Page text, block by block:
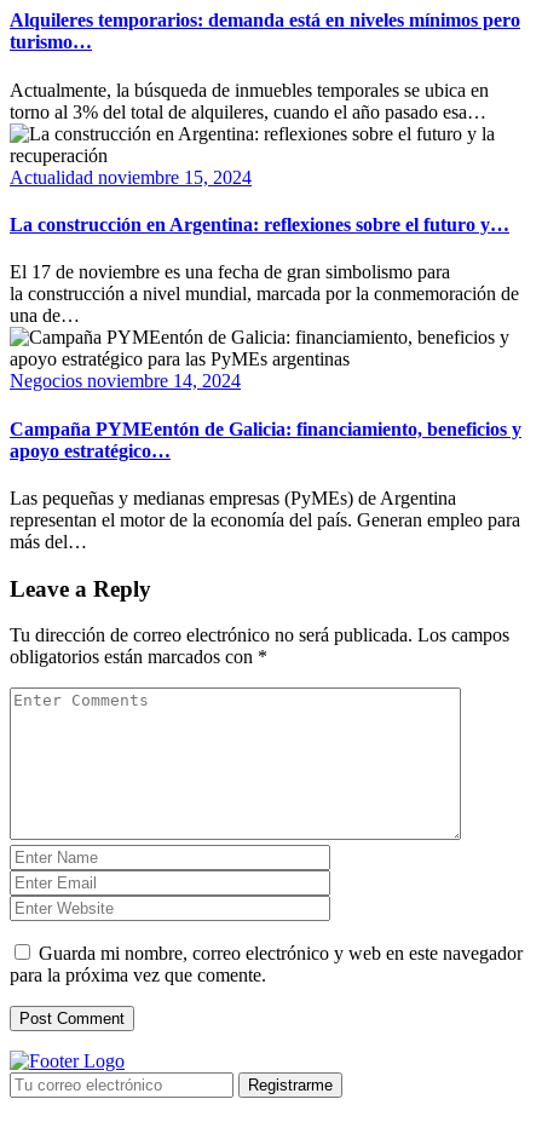
Alquileres temporarios: demanda está en niveles mínimos pero
turismo…
Actualmente, la búsqueda de inmuebles temporales se ubica en
torno al 3% del total de alquileres, cuando el año pasado esa…
Actualidad noviembre 15, 2024
La construcción en Argentina: reflexiones sobre el futuro y…
El 17 de noviembre es una fecha de gran simbolismo para
la construcción a nivel mundial, marcada por la conmemoración de
una de…
Negocios noviembre 14, 2024
Campaña PYMEentón de Galicia: financiamiento, beneficios y
apoyo estratégico…
Las pequeñas y medianas empresas (PyMEs) de Argentina
representan el motor de la economía del país. Generan empleo para
más del…
Leave a Reply
Tu dirección de correo electrónico no será publicada. Los campos
obligatorios están marcados con *
Guarda mi nombre, correo electrónico y web en este navegador
para la próxima vez que comente.